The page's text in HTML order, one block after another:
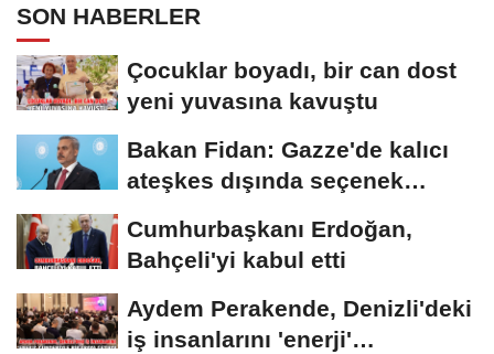
SON HABERLER
Çocuklar boyadı, bir can dost
yeni yuvasına kavuştu
Bakan Fidan: Gazze'de kalıcı
ateşkes dışında seçenek
Cumhurbaşkanı Erdoğan,
Bahçeli'yi kabul etti
Aydem Perakende, Denizli'deki
iş insanlarını 'enerji'